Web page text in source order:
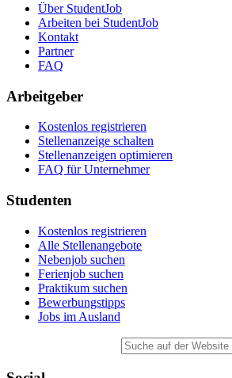
Über StudentJob
Arbeiten bei StudentJob
Kontakt
Partner
FAQ
Arbeitgeber
Kostenlos registrieren
Stellenanzeige schalten
Stellenanzeigen optimieren
FAQ für Unternehmer
Studenten
Kostenlos registrieren
Alle Stellenangebote
Nebenjob suchen
Ferienjob suchen
Praktikum suchen
Bewerbungstipps
Jobs im Ausland